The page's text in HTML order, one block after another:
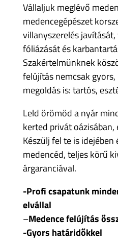
Vállaljuk meglévő
medencegépészet
villanyszerelés
fóliázását és
Szakértelmünknek
felújítás nemcsak
megoldás is: tartós,
Leld örömöd a nyár
kerted privát oázisában,
Készülj fel te is idejében
medencéd, teljes körű
árgaranciával.
-Profi csapatunk
elvállal
–Medence felújítás
-Gyors határidőkkel